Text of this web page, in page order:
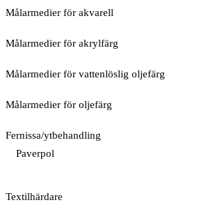
Målarmedier för akvarell
Målarmedier för akrylfärg
Målarmedier för vattenlöslig oljefärg
Målarmedier för oljefärg
Fernissa/ytbehandling
Paverpol
Textilhärdare